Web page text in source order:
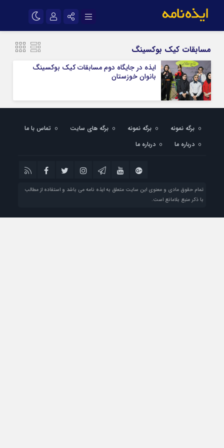
سروش
آپارات
رمز عبور
مسابقات کیک بوکسینگ
ایذه در جایگاه دوم مسابقات کیک بوکسینگ
بانوان خوزستان
برگه نمونه برگه نمونه برگه های سایت
تماس با ما
درباره ما
درباره ما
تمام حقوق مادی و معنوی این سایت متعلق به ایذه نامه می باشد و استفاده از مطالب
با ذکر منبع بلامانع است.